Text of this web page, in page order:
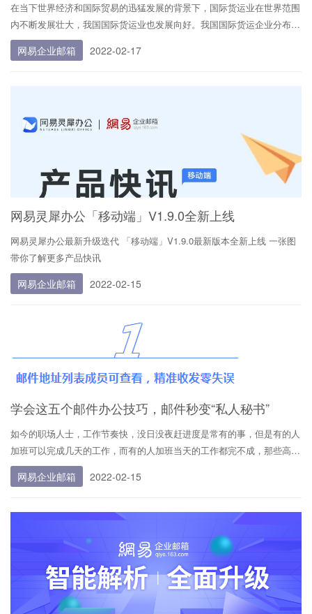
在当下世界经济和国际贸易的迅猛发展的背景下，国际货运业在世界范围
内不断发展壮大，我国国际货运业也发展向好。我国国际货运企业分布区
域广泛，已经成为我国对外贸易运输中的中坚力量。随着国际贸易运输方
式的发展，国际货运已渗透到国际商务活动的各领域，成为国际贸易中不
网易企业邮箱 2022-02-17
网易灵犀办公「移动端」V1.9.0全新上线
网易灵犀办公最新升级迭代 「移动端」V1.9.0最新版本全新上线 一张图
带你了解更多产品快讯
网易企业邮箱 2022-02-15
学会这五个邮件办公技巧，邮件秒变“私人秘书”
如今的职场人士，工作节奏快，没日没夜赶进度是常有的事，但是有的人
加班可以完成几天的工作，而有的人加班当天的工作都完不成，那些高效
办公的人都是怎么做到的呢？ 作为职场人士日常办公中一定少不了与邮
件打交道的场景，网易灵犀办公「移动端」1.9.0版本邮箱功能全新升
网易企业邮箱 2022-02-15